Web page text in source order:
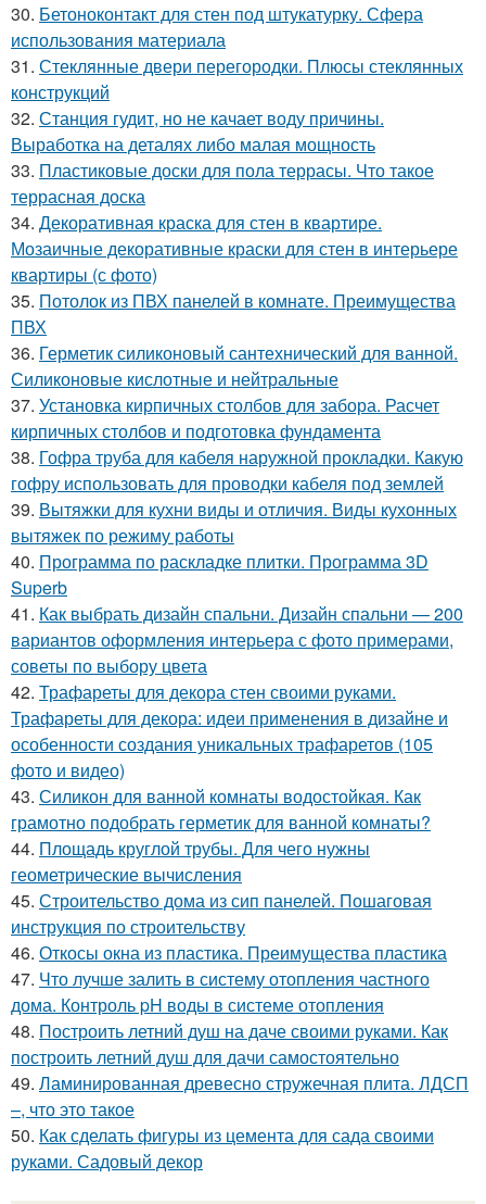
30. Бетоноконтакт для стен под штукатурку. Сфера
использования материала
31. Стеклянные двери перегородки. Плюсы стеклянных
конструкций
32. Станция гудит, но не качает воду причины.
Выработка на деталях либо малая мощность
33. Пластиковые доски для пола террасы. Что такое
террасная доска
34. Декоративная краска для стен в квартире.
Мозаичные декоративные краски для стен в интерьере
квартиры (с фото)
35. Потолок из ПВХ панелей в комнате. Преимущества
ПВХ
36. Герметик силиконовый сантехнический для ванной.
Силиконовые кислотные и нейтральные
37. Установка кирпичных столбов для забора. Расчет
кирпичных столбов и подготовка фундамента
38. Гофра труба для кабеля наружной прокладки. Какую
гофру использовать для проводки кабеля под землей
39. Вытяжки для кухни виды и отличия. Виды кухонных
вытяжек по режиму работы
40. Программа по раскладке плитки. Программа 3D
Superb
41. Как выбрать дизайн спальни. Дизайн спальни — 200
вариантов оформления интерьера с фото примерами,
советы по выбору цвета
42. Трафареты для декора стен своими руками.
Трафареты для декора: идеи применения в дизайне и
особенности создания уникальных трафаретов (105
фото и видео)
43. Силикон для ванной комнаты водостойкая. Как
грамотно подобрать герметик для ванной комнаты?
44. Площадь круглой трубы. Для чего нужны
геометрические вычисления
45. Строительство дома из сип панелей. Пошаговая
инструкция по строительству
46. Откосы окна из пластика. Преимущества пластика
47. Что лучше залить в систему отопления частного
дома. Контроль pH воды в системе отопления
48. Построить летний душ на даче своими руками. Как
построить летний душ для дачи самостоятельно
49. Ламинированная древесно стружечная плита. ЛДСП
–, что это такое
50. Как сделать фигуры из цемента для сада своими
руками. Садовый декор